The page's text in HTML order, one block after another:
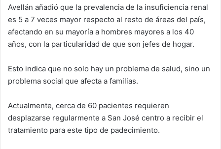
Avellán añadió que la prevalencia de la insuficiencia renal
es 5 a 7 veces mayor respecto al resto de áreas del país,
afectando en su mayoría a hombres mayores a los 40
años, con la particularidad de que son jefes de hogar.
Esto indica que no solo hay un problema de salud, sino un
problema social que afecta a familias.
Actualmente, cerca de 60 pacientes requieren
desplazarse regularmente a San José centro a recibir el
tratamiento para este tipo de padecimiento.